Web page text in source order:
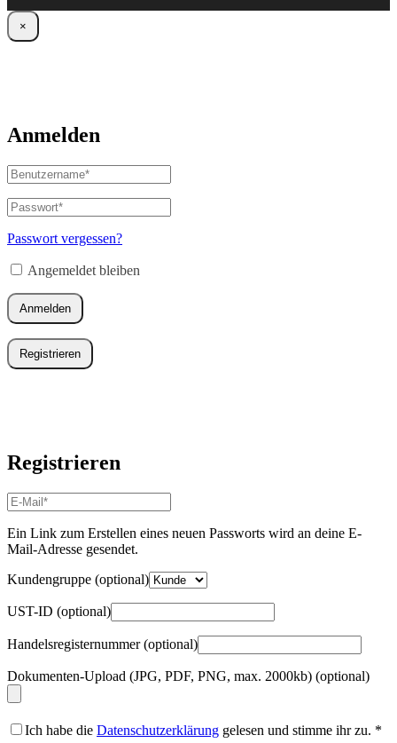
×
Anmelden
Benutzername
oder
E-
Mail-
Adresse*
Passwort*
Erforderlich
Passwort vergessen?
Angemeldet bleiben
Anmelden
Registrieren
Registrieren
E-
Mail-
Adresse*
Erforderlich
Ein Link zum Erstellen eines neuen Passworts wird an deine E-
Mail-Adresse gesendet.
Kundengruppe (optional)
UST-ID (optional)
Handelsregisternummer(optional)
Dokumenten-Upload (JPG, PDF, PNG, max. 2000kb) (optional)
Ich habe die Datenschutzerklärung gelesen und stimme ihr zu. *